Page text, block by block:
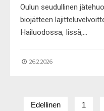
Oulun seudullinen
biojätteen
Hailuodossa, Iissä,...
26.2.2026
Edellinen 1